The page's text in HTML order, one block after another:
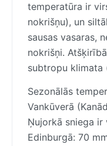
temperatūra ir
nokrišņu), un
sausas vasaras,
nokrišņi.
subtropu klimata
Sezonālās
Vankūverā
Ņujorkā sniega
Edinburgā: 70